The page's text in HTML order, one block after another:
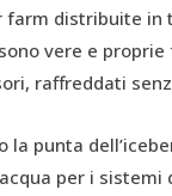
farm distribuite
vere e
raffreddati
la punta
per i